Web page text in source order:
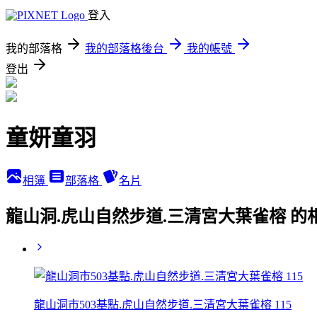
登入
我的部落格 我的部落格後台
我的帳號
登出
童妍童羽
相簿 部落格 名片
龍山洞.虎山自然步道.三清宮大葉雀榕 的
龍山洞市503基點.虎山自然步道.三清宮大葉雀榕 115